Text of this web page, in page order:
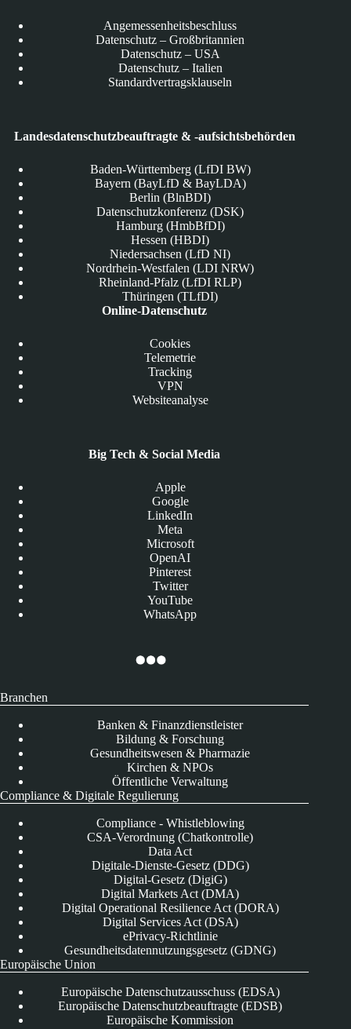
Angemessenheitsbeschluss
Datenschutz – Großbritannien
Datenschutz – USA
Datenschutz – Italien
Standardvertragsklauseln
Landesdatenschutzbeauftragte & -aufsichtsbehörden
Baden-Württemberg (LfDI BW)
Bayern (BayLfD & BayLDA)
Berlin (BlnBDI)
Datenschutzkonferenz (DSK)
Hamburg (HmbBfDI)
Hessen (HBDI)
Niedersachsen (LfD NI)
Nordrhein-Westfalen (LDI NRW)
Rheinland-Pfalz (LfDI RLP)
Thüringen (TLfDI)
Online-Datenschutz
Cookies
Telemetrie
Tracking
VPN
Websiteanalyse
Big Tech & Social Media
Apple
Google
LinkedIn
Meta
Microsoft
OpenAI
Pinterest
Twitter
YouTube
WhatsApp
Branchen
Banken & Finanzdienstleister
Bildung & Forschung
Gesundheitswesen & Pharmazie
Kirchen & NPOs
Öffentliche Verwaltung
Compliance & Digitale Regulierung
Compliance - Whistleblowing
CSA-Verordnung (Chatkontrolle)
Data Act
Digitale-Dienste-Gesetz (DDG)
Digital-Gesetz (DigiG)
Digital Markets Act (DMA)
Digital Operational Resilience Act (DORA)
Digital Services Act (DSA)
ePrivacy-Richtlinie
Gesundheitsdatennutzungsgesetz (GDNG)
Europäische Union
Europäische Datenschutzausschuss (EDSA)
Europäische Datenschutzbeauftragte (EDSB)
Europäische Kommission